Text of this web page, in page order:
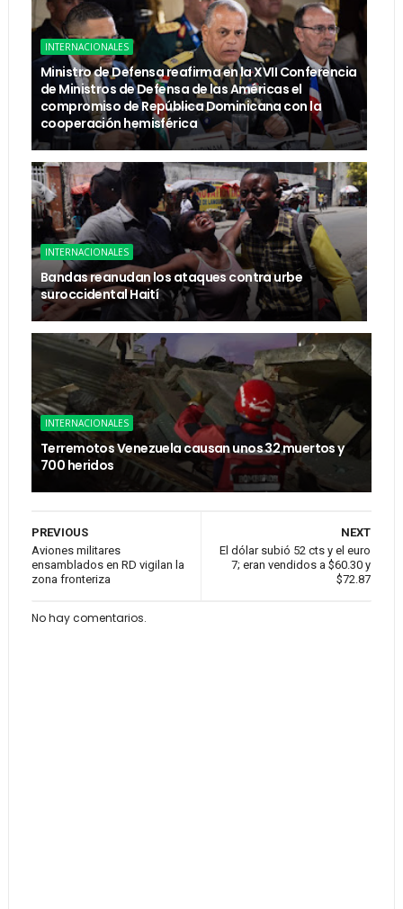
INTERNACIONALES
Ministro de Defensa reafirma en la XVII Conferencia
de Ministros de Defensa de las Américas el
compromiso de República Dominicana con la
cooperación hemisférica
INTERNACIONALES
Bandas reanudan los ataques contra urbe
suroccidental Haití
INTERNACIONALES
Terremotos Venezuela causan unos 32 muertos y
700 heridos
NEXT
El dólar subió 52 cts y el euro
7; eran vendidos a $60.30 y
$72.87
PREVIOUS
Aviones militares
ensamblados en RD vigilan la
zona fronteriza
No hay comentarios.